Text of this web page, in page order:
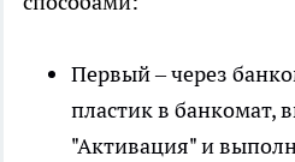
Первый – через
пластик в банкомат,
"Активация" и